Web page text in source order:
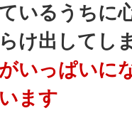
いるうちに
け出してし
いっぱいに
ます